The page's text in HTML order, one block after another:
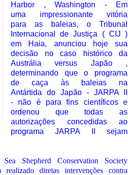
Harbor , Washington - Em
uma impressionante vitória
para as baleias, o Tribunal
Internacional de Justiça ( CIJ )
em Haia, anunciou hoje sua
decisão no caso histórico da
Austrália versus Japão ,
determinando que o programa
de caça às baleias na
Antártida do Japão - JARPA II
- não é para fins científicos e
ordenou que todas as
autorizações concedidas ao
programa JARPA II sejam
Shepherd Conservation Society
diretas intervenções contra